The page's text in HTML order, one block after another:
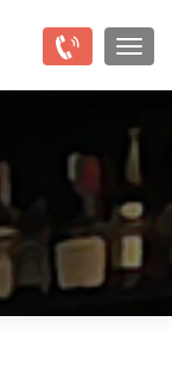
ナビ